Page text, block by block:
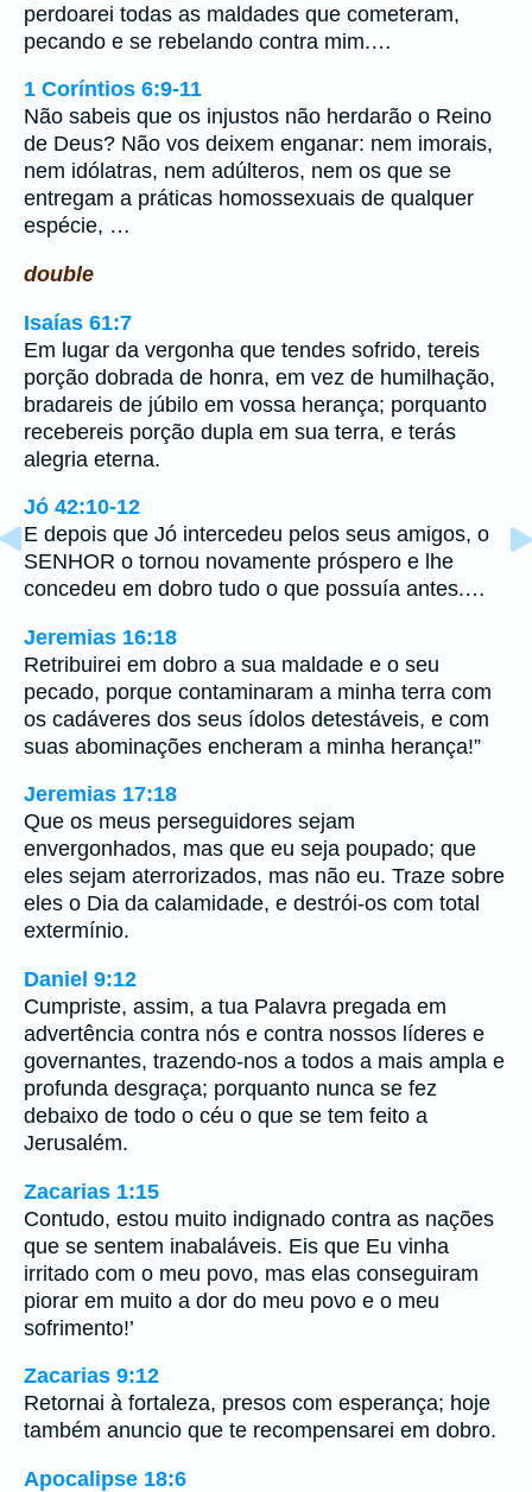
perdoarei todas as maldades que cometeram,
pecando e se rebelando contra mim.…
1 Coríntios 6:9-11
Não sabeis que os injustos não herdarão o Reino
de Deus? Não vos deixem enganar: nem imorais,
nem idólatras, nem adúlteros, nem os que se
entregam a práticas homossexuais de qualquer
espécie, …
double
Isaías 61:7
Em lugar da vergonha que tendes sofrido, tereis
porção dobrada de honra, em vez de humilhação,
bradareis de júbilo em vossa herança; porquanto
recebereis porção dupla em sua terra, e terás
alegria eterna.
Jó 42:10-12
E depois que Jó intercedeu pelos seus amigos, o
SENHOR o tornou novamente próspero e lhe
concedeu em dobro tudo o que possuía antes.…
Jeremias 16:18
Retribuirei em dobro a sua maldade e o seu
pecado, porque contaminaram a minha terra com
os cadáveres dos seus ídolos detestáveis, e com
suas abominações encheram a minha herança!”
Jeremias 17:18
Que os meus perseguidores sejam
envergonhados, mas que eu seja poupado; que
eles sejam aterrorizados, mas não eu. Traze sobre
eles o Dia da calamidade, e destrói-os com total
extermínio.
Daniel 9:12
Cumpriste, assim, a tua Palavra pregada em
advertência contra nós e contra nossos líderes e
governantes, trazendo-nos a todos a mais ampla e
profunda desgraça; porquanto nunca se fez
debaixo de todo o céu o que se tem feito a
Jerusalém.
Zacarias 1:15
Contudo, estou muito indignado contra as nações
que se sentem inabaláveis. Eis que Eu vinha
irritado com o meu povo, mas elas conseguiram
piorar em muito a dor do meu povo e o meu
sofrimento!’
Zacarias 9:12
Retornai à fortaleza, presos com esperança; hoje
também anuncio que te recompensarei em dobro.
Apocalipse 18:6